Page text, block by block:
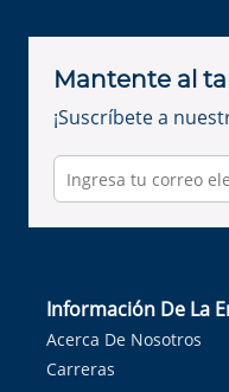
Mantente al
¡Suscríbete a
Información De La
Acerca De Nosotros
Carreras